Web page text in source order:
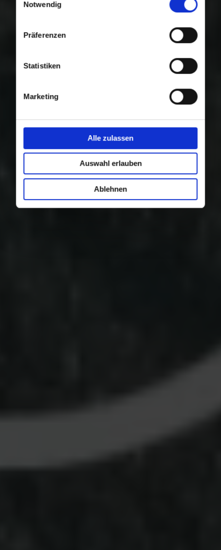
Nutzung der Dienste gesammelt haben.
Notwendig
Präferenzen
Statistiken
Marketing
Alle zulassen
Auswahl erlauben
Ablehnen